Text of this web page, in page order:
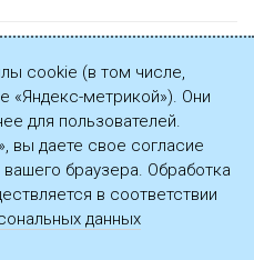
cookie (в том числе,
«Яндекс-метрикой»). Они
для пользователей.
вы даете свое согласие
браузера. Обработка
в соответствии
данных